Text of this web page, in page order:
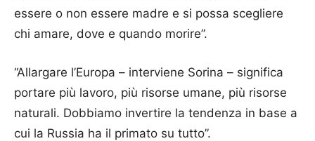
essere o non essere madre e si possa scegliere
chi amare, dove e quando morire”.
“Allargare l’Europa – interviene Sorina – significa
portare più lavoro, più risorse umane, più risorse
naturali. Dobbiamo invertire la tendenza in base a
cui la Russia ha il primato su tutto”.